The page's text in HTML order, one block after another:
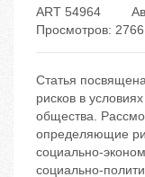
ART 54964
Просмотров: 2766
Статья
рисков в
общества.
определяющие
социально-
социально-